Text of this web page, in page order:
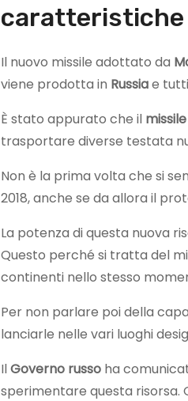
caratteristiche
Il nuovo missile adottato da
viene prodotta in Russiae
È stato appurato che il
trasportare diverse testata
Non è la prima volta che si
2018, anche se da allora il
La potenza di questa nuova
Questo perché si tratta del
continenti nello stesso
Per non parlare poi della
lanciarle nelle vari luoghi
IlGoverno russo ha
sperimentare questa risorsa.